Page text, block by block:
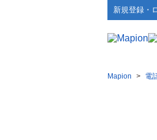
新規登録・
Mapion > 電